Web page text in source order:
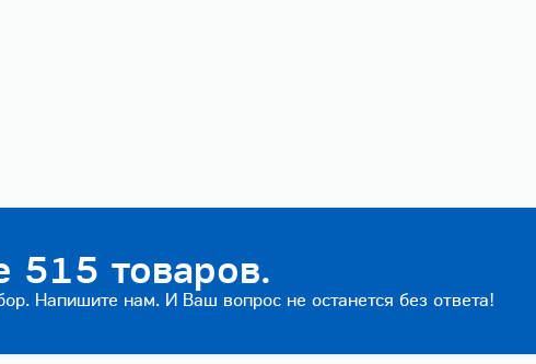
515 товаров.
Напишите нам. И Ваш вопрос не останется без ответа!